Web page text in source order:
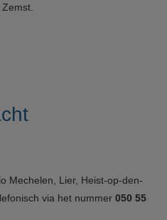
Mechelen, Lier, Heist-op-den-
via het nummer 050 55